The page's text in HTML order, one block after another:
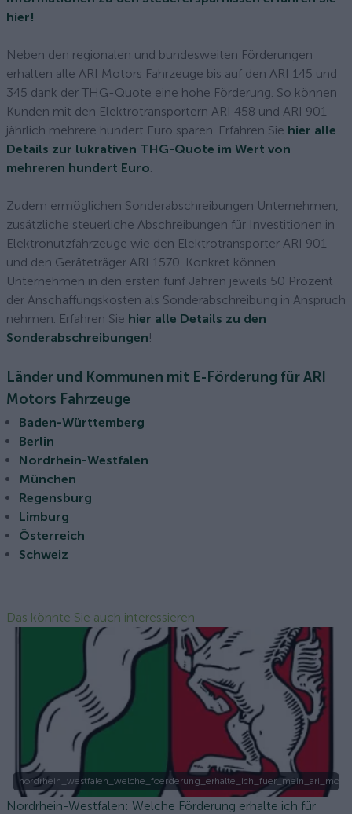
hier!
Neben den regionalen und bundesweiten Förderungen
erhalten alle ARI Motors Fahrzeuge bis auf den ARI 145 und
345 dank der THG-Quote eine hohe Förderung. So können
Kunden mit den Elektrotransportern ARI 458 und ARI 901
jährlich mehrere hundert Euro sparen. Erfahren Sie hier alle
Details zur lukrativen THG-Quote im Wert von
mehreren hundert Euro.
Zudem ermöglichen Sonderabschreibungen Unternehmen,
zusätzliche steuerliche Abschreibungen für Investitionen in
Elektronutzfahrzeuge wie den Elektrotransporter ARI 901
und den Geräteträger ARI 1570. Konkret können
Unternehmen in den ersten fünf Jahren jeweils 50 Prozent
der Anschaffungskosten als Sonderabschreibung in Anspruch
nehmen. Erfahren Sie hier alle Details zu den
Sonderabschreibungen!
Länder und Kommunen mit E-Förderung für ARI
Motors Fahrzeuge
Baden-Württemberg
Berlin
Nordrhein-Westfalen
München
Regensburg
Limburg
Österreich
Schweiz
Das könnte Sie auch interessieren
Nordrhein-Westfalen: Welche Förderung erhalte ich für